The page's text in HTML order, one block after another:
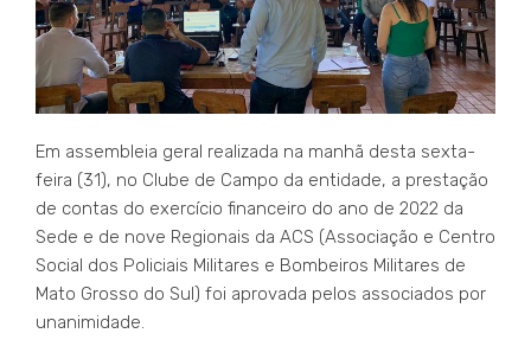
Em assembleia geral realizada na manhã desta sexta-
feira (31), no Clube de Campo da entidade, a prestação
de contas do exercício financeiro do ano de 2022 da
Sede e de nove Regionais da ACS (Associação e Centro
Social dos Policiais Militares e Bombeiros Militares de
Mato Grosso do Sul) foi aprovada pelos associados por
unanimidade.